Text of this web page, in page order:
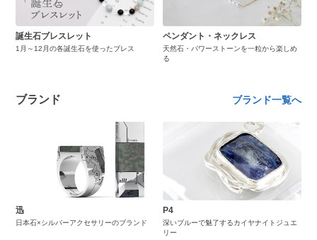
誕生石ブレスレット
1月～12月の各誕生石を使ったブレス
ペンダント・ネックレス
天然石・パワーストーンを一粒から楽しめ
る
ブランド ブランド一覧へ
迅
日本石×シルバーアクセサリーのブランド
P4
深いブルーで魅了するカイヤナイトジュエ
リー